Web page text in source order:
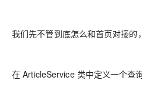
我们先不管到底怎么和首页对接的
在 ArticleService 类中定义一个查